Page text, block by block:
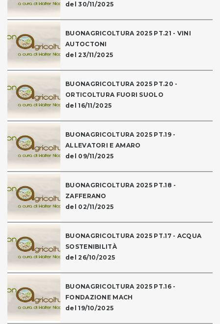
del 30/11/2025
BUONAGRICOLTURA 2025 PT.21 - VINI
AUTOCTONI
del 23/11/2025
BUONAGRICOLTURA 2025 PT.20 -
ORTICOLTURA FUORI SUOLO
del 16/11/2025
BUONAGRICOLTURA 2025 PT.19 -
ALLEVATORI E AMARO
del 09/11/2025
BUONAGRICOLTURA 2025 PT.18 -
ZAFFERANO
del 02/11/2025
BUONAGRICOLTURA 2025 PT.17 - ACQUA
SOSTENIBILITÀ
del 26/10/2025
BUONAGRICOLTURA 2025 PT.16 -
FONDAZIONE MACH
del 19/10/2025